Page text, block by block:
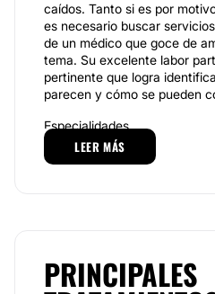
caídos. Tanto si es por
es necesario buscar
de un médico que goce de
tema. Su excelente labor
pertinente que logra
parecen y cómo se pueden
Especialidades
Entre los tratamientos que el
párpados, como el exceso
bolsas. Con esta cirugía se
LEER MÁS
PRINCIPALES